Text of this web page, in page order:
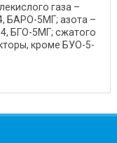
газа –
БАРО-5МГ; азота –
БГО-5МГ; сжатого
кроме БУО-5-